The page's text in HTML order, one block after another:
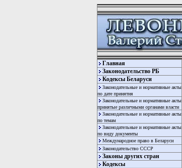
Главная
Законодательство РБ
Кодексы Беларуси
Законодательные и нормативные акты
по дате принятия
Законодательные и нормативные акты
принятые различными органами власти
Законодательные и нормативные акты
по темам
Законодательные и нормативные акты
по виду документы
Международное право в Беларуси
Законодательство СССР
Законы других стран
Кодексы